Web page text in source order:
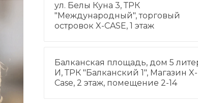
ул. Белы Куна 3, ТРК
"Международный", торговый
островок X-CASE, 1 этаж
Балканская площадь, дом 5
И, ТРК "Балканский 1", Магазин X-
Case, 2 этаж, помещение 2-14